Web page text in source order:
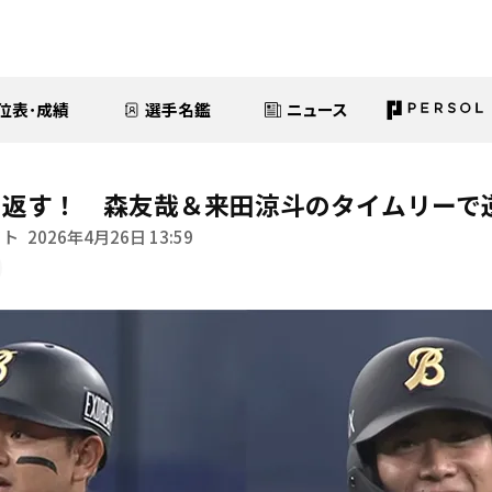
表･成績 選手名鑑 ニュース
す！ 森友哉＆来田涼斗のタイムリーで
2026年4月26日 13:59